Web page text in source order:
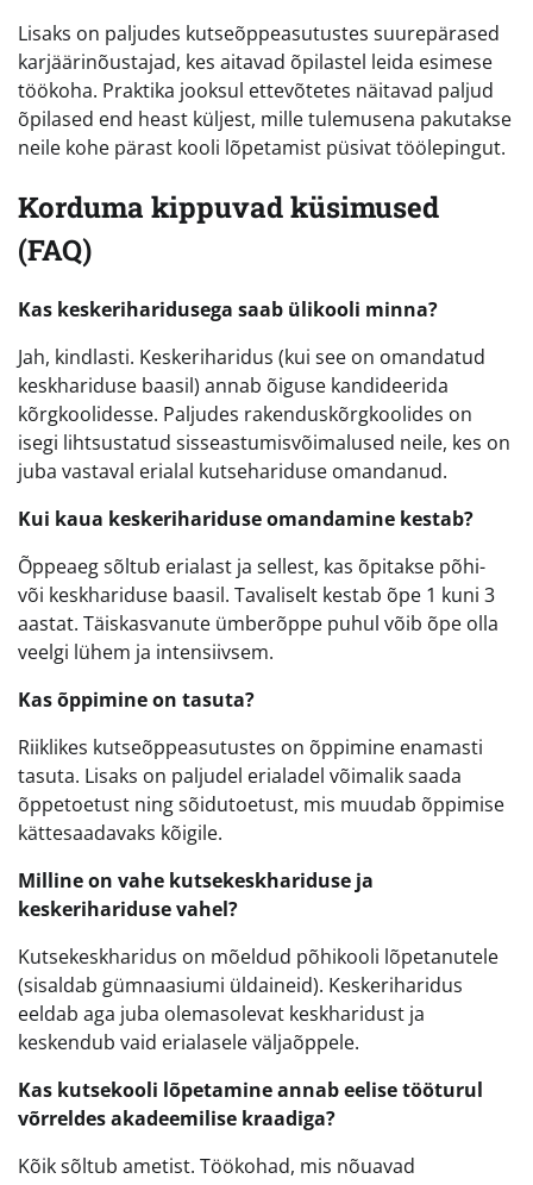
Lisaks on paljudes kutseõppeasutustes suurepärased
karjäärinõustajad, kes aitavad õpilastel leida esimese
töökoha. Praktika jooksul ettevõtetes näitavad paljud
õpilased end heast küljest, mille tulemusena pakutakse
neile kohe pärast kooli lõpetamist püsivat töölepingut.
Korduma kippuvad küsimused
(FAQ)
Kas keskeriharidusega saab ülikooli minna?
Jah, kindlasti. Keskeriharidus (kui see on omandatud
keskhariduse baasil) annab õiguse kandideerida
kõrgkoolidesse. Paljudes rakenduskõrgkoolides on
isegi lihtsustatud sisseastumisvõimalused neile, kes on
juba vastaval erialal kutsehariduse omandanud.
Kui kaua keskerihariduse omandamine kestab?
Õppeaeg sõltub erialast ja sellest, kas õpitakse põhi-
või keskhariduse baasil. Tavaliselt kestab õpe 1 kuni 3
aastat. Täiskasvanute ümberõppe puhul võib õpe olla
veelgi lühem ja intensiivsem.
Kas õppimine on tasuta?
Riiklikes kutseõppeasutustes on õppimine enamasti
tasuta. Lisaks on paljudel erialadel võimalik saada
õppetoetust ning sõidutoetust, mis muudab õppimise
kättesaadavaks kõigile.
Milline on vahe kutsekeskhariduse ja
keskerihariduse vahel?
Kutsekeskharidus on mõeldud põhikooli lõpetanutele
(sisaldab gümnaasiumi üldaineid). Keskeriharidus
eeldab aga juba olemasolevat keskharidust ja
keskendub vaid erialasele väljaõppele.
Kas kutsekooli lõpetamine annab eelise tööturul
võrreldes akadeemilise kraadiga?
Kõik sõltub ametist. Töökohad, mis nõuavad